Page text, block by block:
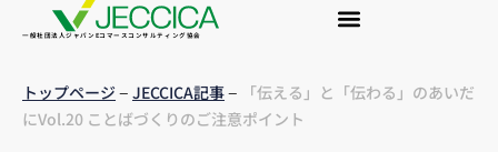
一般社団法人ジャパンEコマースコンサルティング協会
トップページ– JECCICA記事– 「伝える」と「伝わる」のあいだ
にVol.20 ことばづくりのご注意ポイント